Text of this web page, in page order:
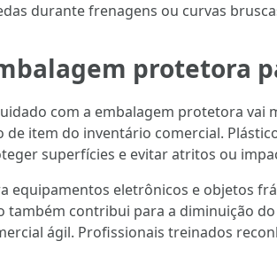
durante frenagens ou curvas
protetora
com a embalagem protetora vai
de item do inventário comercial.
superfícies e evitar atritos ou
equipamentos eletrônicos e objetos
também contribui para a diminuição
ágil. Profissionais treinados